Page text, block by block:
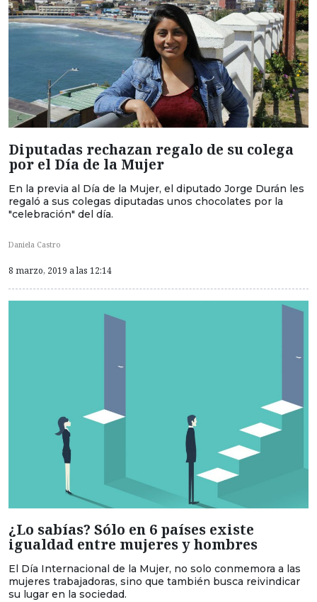
Diputadas rechazan regalo de su colega
por el Día de la Mujer
En la previa al Día de la Mujer, el diputado Jorge Durán les
regaló a sus colegas diputadas unos chocolates por la
"celebración" del día.
Daniela Castro
8 marzo, 2019 a las 12:14
¿Lo sabías? Sólo en 6 países existe
igualdad entre mujeres y hombres
El Día Internacional de la Mujer, no solo conmemora a las
mujeres trabajadoras, sino que también busca reivindicar
su lugar en la sociedad.